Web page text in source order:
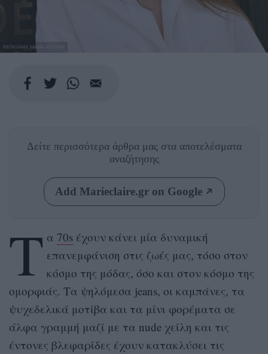
INSTAGRAM: MARALAFONTAN
Δείτε περισσότερα άρθρα μας στα αποτελέσματα
αναζήτησης
Add Marieclaire.gr on Google
Τ α 70sέχουν κάνει μία δυναμική
επανεμφάνιση στις ζωές μας, τόσο στον
κόσμο της μόδας, όσο και στον κόσμο της
ομορφιάς. Τα ψηλόμεσα jeans, οι καμπάνες, τα
ψυχεδελικά μοτίβα και τα μίνι φορέματα σε
άλφα γραμμή μαζί με τα nude χείλη και τις
έντονες βλεφαρίδες έχουν κατακλύσει τις